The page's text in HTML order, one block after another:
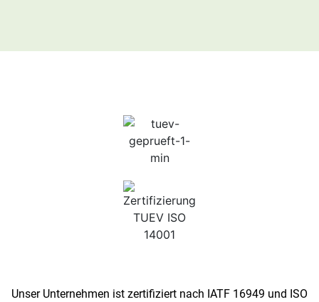
Unser Unternehmen ist zertifiziert nach IATF 16949 und ISO